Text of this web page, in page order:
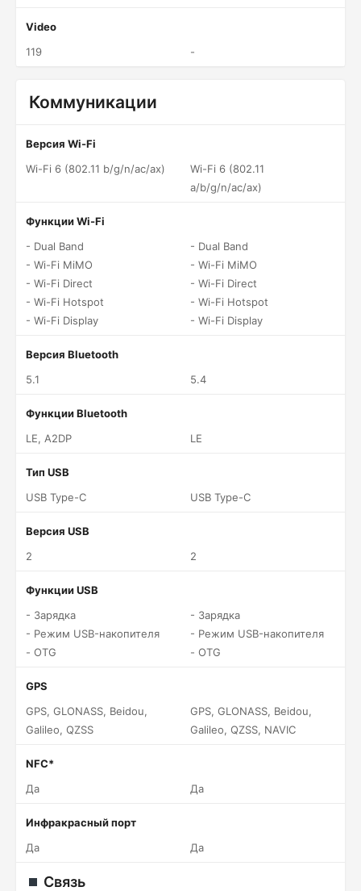
Video
119
-
Коммуникации
Версия Wi-Fi
Wi-Fi 6 (802.11 b/g/n/ac/ax)
Wi-Fi 6 (802.11
a/b/g/n/ac/ax)
Функции Wi-Fi
- Dual Band
- Wi-Fi MiMO
- Wi-Fi Direct
- Wi-Fi Hotspot
- Wi-Fi Display
- Dual Band
- Wi-Fi MiMO
- Wi-Fi Direct
- Wi-Fi Hotspot
- Wi-Fi Display
Версия Bluetooth
5.1
5.4
Функции Bluetooth
LE, A2DP
LE
Тип USB
USB Type-C
USB Type-C
Версия USB
2
2
Функции USB
- Зарядка
- Режим USB-накопителя
- OTG
- Зарядка
- Режим USB-накопителя
- OTG
GPS
GPS, GLONASS, Beidou,
Galileo, QZSS
GPS, GLONASS, Beidou,
Galileo, QZSS, NAVIC
NFC*
Да
Да
Инфракрасный порт
Да
Да
Связь